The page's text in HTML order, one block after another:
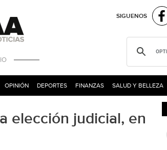
SIGUENOS
OPINIÓN DEPORTES FINANZAS SALUD Y BELLEZA
elección judicial, en